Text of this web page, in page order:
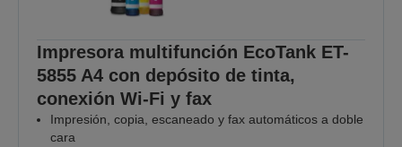
Impresora multifunción EcoTank ET-
5855 A4 con depósito de tinta,
conexión Wi-Fi y fax
Impresión, copia, escaneado y fax automáticos a doble
cara